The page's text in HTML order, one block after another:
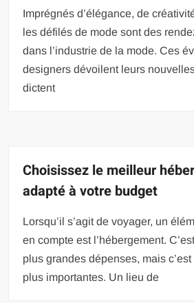
Imprégnés d’élégance, de
les défilés de mode sont des
dans l’industrie de la mode. Ces
designers dévoilent leurs
dictent
Choisissez le meilleur
adapté à votre budget
Lorsqu’il s’agit de voyager, un
en compte est l’hébergement.
plus grandes dépenses, mais
plus importantes. Un lieu de